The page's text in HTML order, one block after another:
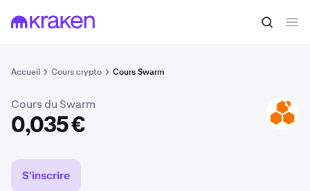
Accueil Cours crypto Cours Swarm
0,035 € Acheter du BZZ
Cours du Swarm
0,035 €
BZZ
S'inscrire